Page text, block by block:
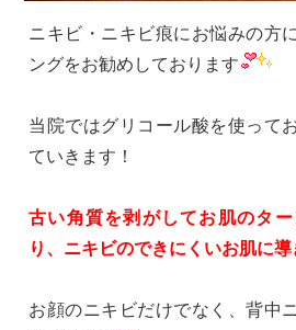
ニキビ・ニキビ痕にお悩みの方
ングをお勧めしております
当院ではグリコール酸を使って
ていきます！
古い角質を剥がしてお肌のタ
り、ニキビのできにくいお肌に
お顔のニキビだけでなく、背中